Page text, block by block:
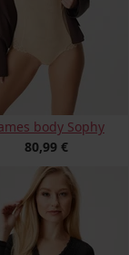
body Sophy
80,99 €